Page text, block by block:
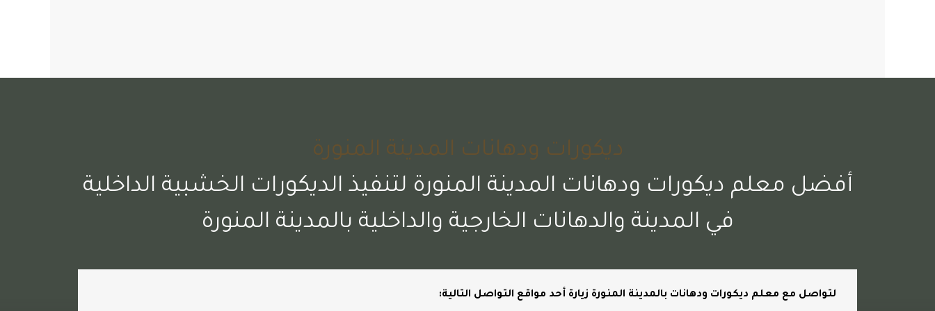
ديكورات ودهانات المدينة المنورة
أفضل معلم ديكورات ودهانات المدينة المنورة لتنفيذ الديكورات الخشبية الداخلية
في المدينة والدهانات الخارجية والداخلية بالمدينة المنورة
لتواصل مع معلم ديكورات ودهانات بالمدينة المنورة زيارة أحد مواقع التواصل التالية: